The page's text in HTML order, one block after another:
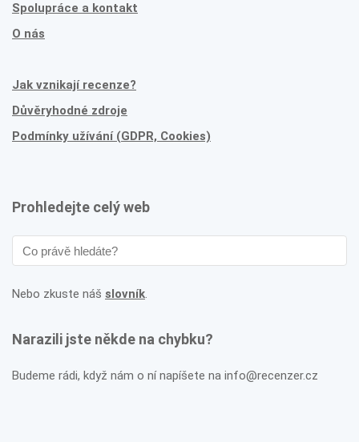
Spolupráce a kontakt
O nás
Jak vznikají recenze?
Důvěryhodné zdroje
Podmínky užívání (GDPR, Cookies)
Prohledejte celý web
Nebo zkuste náš slovník.
Narazili jste někde na chybku?
Budeme rádi, když nám o ní napíšete na info@recenzer.cz